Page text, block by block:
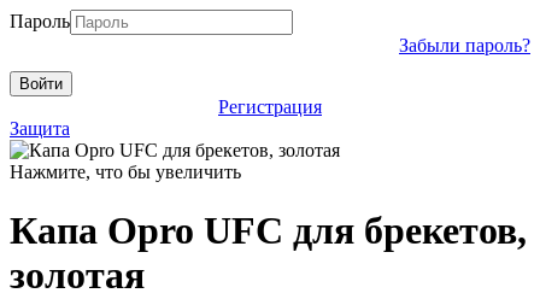
Пароль
Забыли пароль?
Регистрация
Защита
Нажмите, что бы увеличить
Капа Opro UFC для брекетов,
золотая